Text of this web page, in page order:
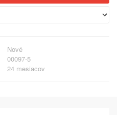
Nové
00097-5
24 mesiacov